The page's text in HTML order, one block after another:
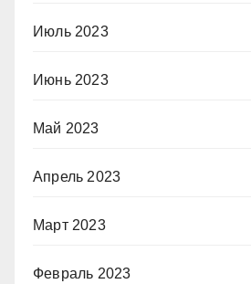
Июль 2023
Июнь 2023
Май 2023
Апрель 2023
Март 2023
Февраль 2023